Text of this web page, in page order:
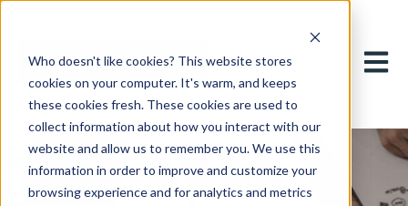
Who doesn't like cookies? This website stores
cookies on your computer. It's warm, and keeps
these cookies fresh. These cookies are used to
collect information about how you interact with our
website and allow us to remember you. We use this
information in order to improve and customize your
browsing experience and for analytics and metrics
Abrir